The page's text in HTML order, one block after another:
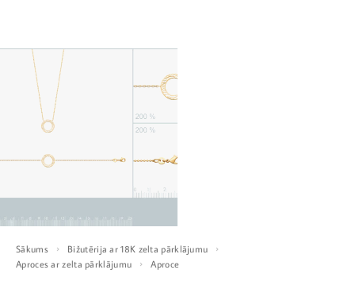
Sākums
Bižutērija ar 18K zelta pārklājumu
Aproces ar zelta pārklājumu
Aproce